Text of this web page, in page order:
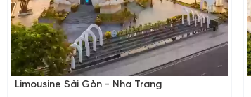
Limousine Sài Gòn - Nha Trang